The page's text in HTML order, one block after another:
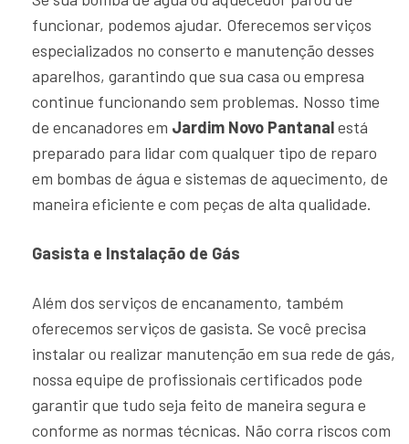
funcionar, podemos ajudar. Oferecemos serviços
especializados no conserto e manutenção desses
aparelhos, garantindo que sua casa ou empresa
continue funcionando sem problemas. Nosso time
de encanadores em Jardim Novo Pantanalestá
preparado para lidar com qualquer tipo de reparo
em bombas de água e sistemas de aquecimento, de
maneira eficiente e com peças de alta qualidade.
Gasista e Instalação de Gás
Além dos serviços de encanamento, também
oferecemos serviços de gasista. Se você precisa
instalar ou realizar manutenção em sua rede de gás,
nossa equipe de profissionais certificados pode
garantir que tudo seja feito de maneira segura e
conforme as normas técnicas. Não corra riscos com